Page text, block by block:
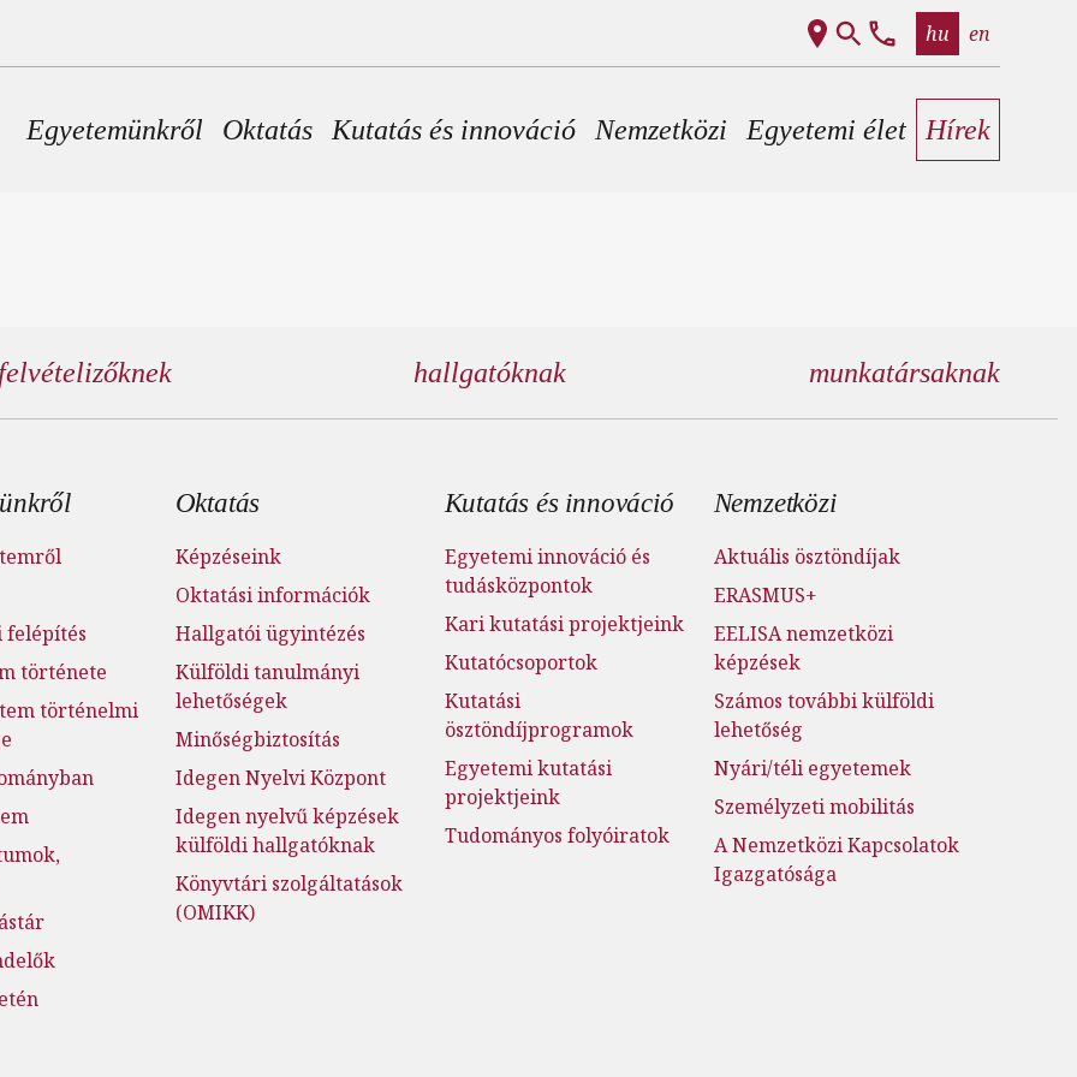
hu en
Fő navigáció
Egyetemünkről Oktatás Kutatás és innováció Nemzetközi Egyetemi élet Hírek
felvételizőknek hallgatóknak munkatársaknak
menü
felépítés
története
történelmi
Oktatás
Képzéseink
Oktatási információk
Hallgatói ügyintézés
Külföldi tanulmányi
lehetőségek
Minőségbiztosítás
Idegen Nyelvi Központ
Idegen nyelvű képzések
külföldi hallgatóknak
Könyvtári szolgáltatások
(OMIKK)
Kutatás és innováció
Egyetemi innováció és
tudásközpontok
Kari kutatási projektjeink
Kutatócsoportok
Kutatási
ösztöndíjprogramok
Egyetemi kutatási
projektjeink
Tudományos folyóiratok
Nemzetközi
Aktuális ösztöndíjak
ERASMUS+
EELISA nemzetközi
képzések
Számos további külföldi
lehetőség
Nyári/téli egyetemek
Személyzeti mobilitás
A Nemzetközi Kapcsolatok
Igazgatósága